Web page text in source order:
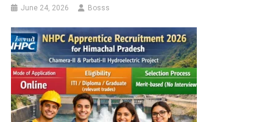
June 24, 2026 Bosss